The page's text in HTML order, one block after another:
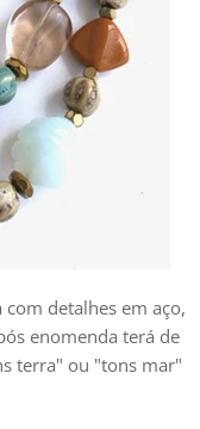
detalhes em aço,
enomenda terá de
terra" ou "tons mar"